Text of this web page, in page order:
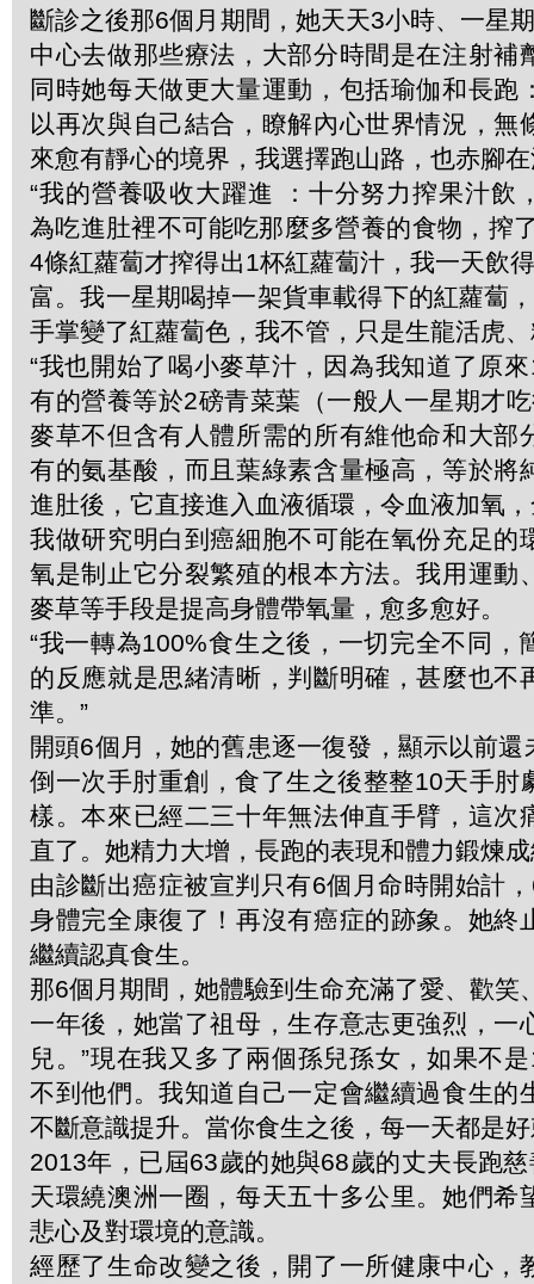
斷診之後那6個月期間，她天天3小時、一星
中心去做那些療法，大部分時間是在注射補
同時她每天做更大量運動，包括瑜伽和長跑
以再次與自己結合，瞭解內心世界情況，無
來愈有靜心的境界，我選擇跑山路，也赤腳
“我的營養吸收大躍進 ：十分努力搾果汁飲
為吃進肚裡不可能吃那麼多營養的食物，搾
4條紅蘿蔔才搾得出1杯紅蘿蔔汁，我一天飲
富。我一星期喝掉一架貨車載得下的紅蘿蔔
手掌變了紅蘿蔔色，我不管，只是生龍活虎、
“我也開始了喝小麥草汁，因為我知道了原
有的營養等於2磅青菜葉（一般人一星期才
麥草不但含有人體所需的所有維他命和大部
有的氨基酸，而且葉綠素含量極高，等於將
進肚後，它直接進入血液循環，令血液加氧
我做研究明白到癌細胞不可能在氧份充足的
氧是制止它分裂繁殖的根本方法。我用運動
麥草等手段是提高身體帶氧量，愈多愈好。
“我一轉為100%食生之後，一切完全不同，
的反應就是思緒清晰，判斷明確，甚麼也不
準。”
開頭6個月，她的舊患逐一復發，顯示以前
倒一次手肘重創，食了生之後整整10天手肘
樣。本來已經二三十年無法伸直手臂，這次
直了。她精力大增，長跑的表現和體力鍛煉
由診斷出癌症被宣判只有6個月命時開始計
身體完全康復了！再沒有癌症的跡象。她終
繼續認真食生。
那6個月期間，她體驗到生命充滿了愛、歡笑
一年後，她當了祖母，生存意志更強烈，一
兒。”現在我又多了兩個孫兒孫女，如果不
不到他們。我知道自己一定會繼續過食生的
不斷意識提升。當你食生之後，每一天都是
2013年，已屆63歲的她與68歲的丈夫長跑
天環繞澳洲一圈，每天五十多公里。她們希
悲心及對環境的意識。
經歷了生命改變之後，開了一所健康中心，